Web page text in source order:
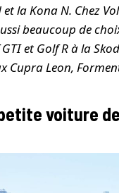
la Kona N. Chez
beaucoup de
et Golf R à la
Cupra Leon,
voiture